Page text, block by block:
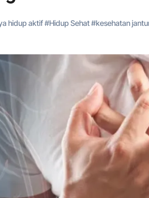
hidup aktif#Hidup Sehat#kesehatan